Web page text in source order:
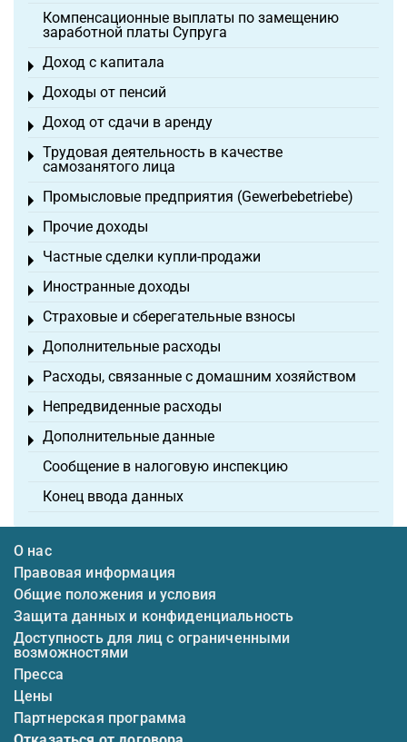
Компенсационные выплаты по замещению
заработной платы Супруга
Доход с капитала
Toggle menu
Доходы от пенсий
Toggle menu
Доход от сдачи в аренду
Toggle menu
Трудовая деятельность в качестве
самозанятого лица
Toggle menu
Промысловые предприятия (Gewerbebetriebe)
Toggle menu
Прочие доходы
Toggle menu
Частные сделки купли-продажи
Toggle menu
Иностранные доходы
Toggle menu
Страховые и сберегательные взносы
Toggle menu
Дополнительные расходы
Toggle menu
Расходы, связанные с домашним хозяйством
Toggle menu
Непредвиденные расходы
Toggle menu
Дополнительные данные
Toggle menu
Сообщение в налоговую инспекцию
Конец ввода данных
О нас
Правовая информация
Общие положения и условия
Защита данных и конфиденциальность
Доступность для лиц с ограниченными
возможностями
Пресса
Цены
Партнерская программа